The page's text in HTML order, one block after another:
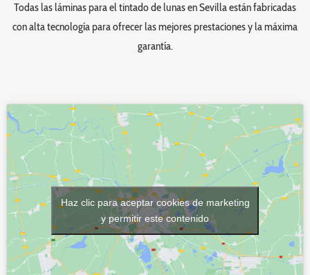
Todas las láminas para el tintado de lunas en Sevilla están fabricadas
con alta tecnología para ofrecer las mejores prestaciones y la máxima
garantía.
Haz clic para aceptar cookies de marketing
y permitir este contenido